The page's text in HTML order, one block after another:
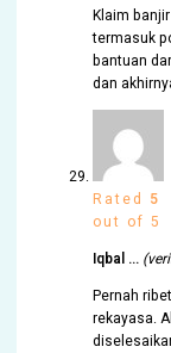
Klaim
termasuk
bantuan
dan
Rated 5
out of 5
Iqbal …
Pernah
rekayasa.